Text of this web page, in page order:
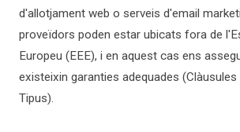
d'allotjament web o serveis d'email
proveïdors poden estar ubicats fora de
Europeu (EEE), i en aquest cas ens
existeixin garanties adequades
Tipus).